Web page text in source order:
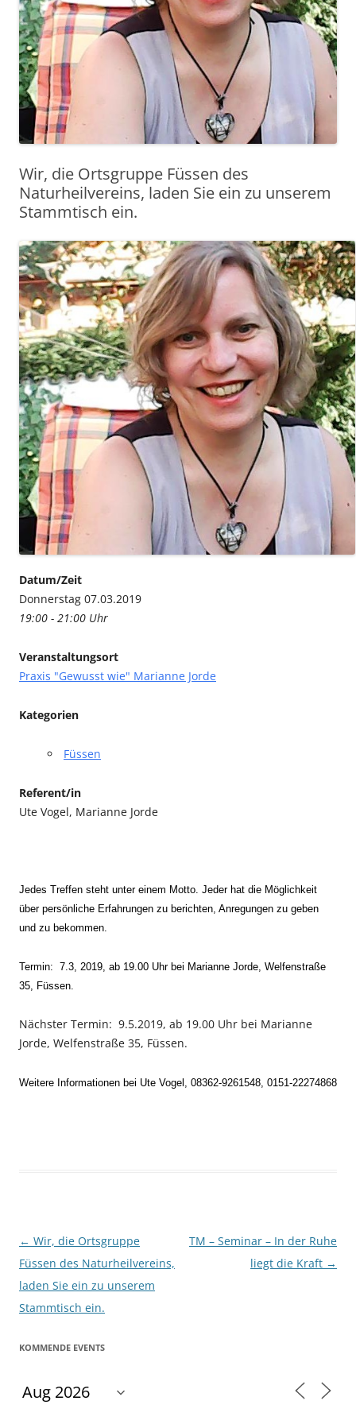
Wir, die Ortsgruppe Füssen des
Naturheilvereins, laden Sie ein zu unserem
Stammtisch ein.
Datum/Zeit
Donnerstag 07.03.2019
19:00 - 21:00 Uhr
Veranstaltungsort
Praxis "Gewusst wie" Marianne Jorde
Kategorien
Füssen
Referent/in
Ute Vogel, Marianne Jorde
Jedes Treffen steht unter einem Motto. Jeder hat die Möglichkeit
über persönliche Erfahrungen zu berichten, Anregungen zu geben
und zu bekommen.
Termin: 7.3, 2019, ab 19.00 Uhr bei Marianne Jorde, Welfenstraße
35, Füssen.
Nächster Termin: 9.5.2019, ab 19.00 Uhr bei Marianne
Jorde, Welfenstraße 35, Füssen.
Weitere Informationen bei Ute Vogel, 08362-9261548, 0151-22274868
Beitragsnavigation
← Wir, die Ortsgruppe
Füssen des Naturheilvereins,
laden Sie ein zu unserem
Stammtisch ein.
TM – Seminar – In der Ruhe
liegt die Kraft →
KOMMENDE EVENTS